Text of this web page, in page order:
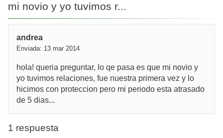
mi novio y yo tuvimos r...
andrea
Enviada: 13 mar 2014
hola! queria preguntar, lo qe pasa es que mi novio y
yo tuvimos relaciones, fue nuestra primera vez y lo
hicimos con proteccion pero mi periodo esta atrasado
de 5 dias...
1 respuesta